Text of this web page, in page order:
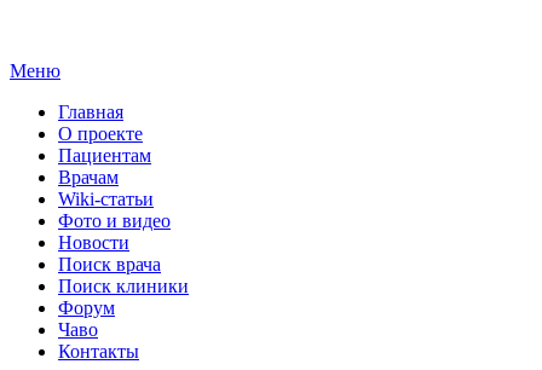
Меню
Главная
О проекте
Пациентам
Врачам
Wiki-статьи
Фото и видео
Новости
Поиск врача
Поиск клиники
Форум
Чаво
Контакты